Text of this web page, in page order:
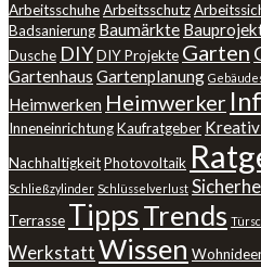
ArbeitsschuheArbeitsschutz
Badsanierung Baumärkte
Dusche DIYDIY Projekte Garten
Gartenhaus Gartenplanung
Heimwerken Heimwerker
InneneinrichtungKaufratgeber
NachhaltigkeitPhotovoltaik
Schließzylinder Schlüsselverlust
Terrasse TippsTrends
WerkstattWissen